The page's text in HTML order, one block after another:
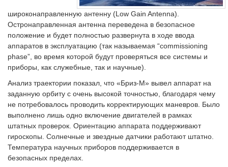
широконаправленную антенну (Low Gain Antenna).
Остронаправленная антенна переведена в безопасное
положение и будет полностью развернута в ходе ввода
аппаратов в эксплуатацию (так называемая “commissioning
phase”, во время которой будут проверяться все системы и
приборы, как служебные, так и научные).
Анализ траектории показал, что «Бриз-М» вывел аппарат на
заданную орбиту с очень высокой точностью, благодаря чему
не потребовалось проводить корректирующих маневров. Было
выполнено лишь одно включение двигателей в рамках
штатных проверок. Ориентацию аппарата поддерживают
гироскопы. Солнечные и звездные датчики работают штатно.
Температура научных приборов поддерживается в
безопасных пределах.